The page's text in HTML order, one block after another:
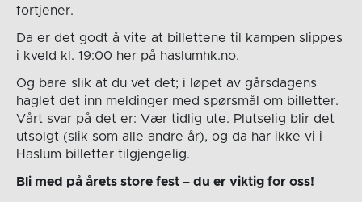
fortjener.
Da er det godt å vite at billettene til kampen slippes
i kveld kl. 19:00 her på haslumhk.no.
Og bare slik at du vet det; i løpet av gårsdagens
haglet det inn meldinger med spørsmål om billetter.
Vårt svar på det er: Vær tidlig ute. Plutselig blir det
utsolgt (slik som alle andre år), og da har ikke vi i
Haslum billetter tilgjengelig.
Bli med på årets store fest – du er viktig for oss!